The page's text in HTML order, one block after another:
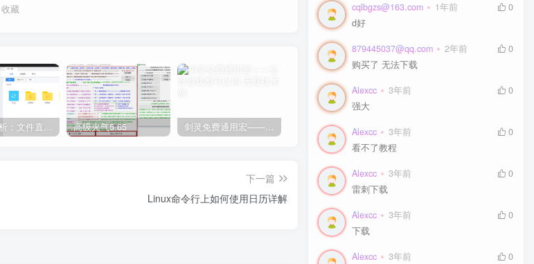
收藏
高级火气5.65
下一篇
Linux命令行上如何使用日历详解
cqlbgzs@163.com 1年前
0
d好
879445037@qq.com 2年前
0
购买了 无法下载
Alexcc 3年前
0
强大
Alexcc 3年前
0
看不了教程
Alexcc 3年前
0
雷刺下载
Alexcc 3年前
0
下载
Alexcc 3年前
0